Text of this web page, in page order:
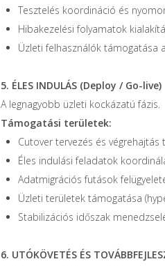
Tesztelés koordináció és
Hibakezelési folyamatok
Üzleti felhasználók támogatása
5. ÉLES INDULÁS (Deploy / Go-live)
A legnagyobb üzleti kockázatú fázis.
Támogatási területek:
Cutover tervezés és végrehajtás
Éles indulási feladatok
Adatmigrációs futások
Üzleti területek támogatása
Stabilizációs időszak
6. UTÓKÖVETÉS ÉS